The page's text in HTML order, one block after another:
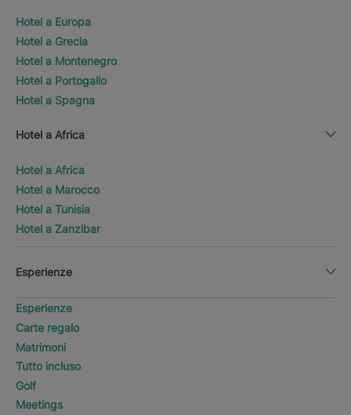
Hotel a Europa
Hotel a Grecia
Hotel a Montenegro
Hotel a Portogallo
Hotel a Spagna
Hotel a Africa
Hotel a Africa
Hotel a Marocco
Hotel a Tunisia
Hotel a Zanzibar
Esperienze
Esperienze
Carte regalo
Matrimoni
Tutto incluso
Golf
Meetings